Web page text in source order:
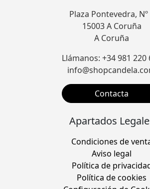
Plaza Pontevedra, Nº
15003 A Coruña
A Coruña
Llámanos: +34 981 220
Contacta
Apartados
Condiciones de
Aviso legal
Política de
Política de cookies